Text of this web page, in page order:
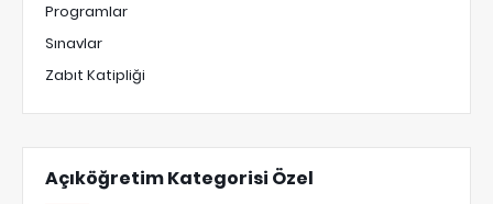
Programlar
Sınavlar
Zabıt Katipliği
Açıköğretim Kategorisi Özel